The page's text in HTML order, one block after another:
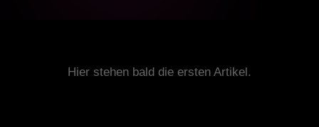
Hier stehen bald die ersten Artikel.